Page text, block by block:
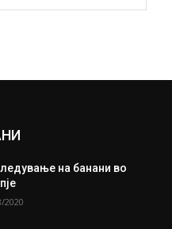
на банани во
2020